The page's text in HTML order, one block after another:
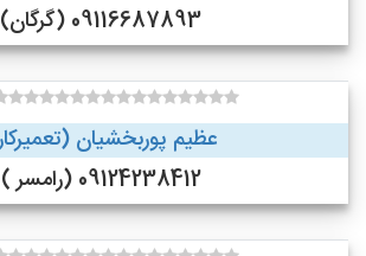
09116687893 (گرگان)
عظیم پوربخشیان (تعمیرکار)
09124238412 (رامسر )